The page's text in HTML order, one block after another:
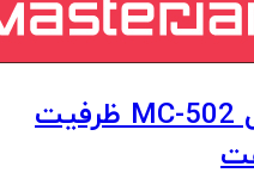
پاور بانک مک دودو مدل MC-502 ظرفیت